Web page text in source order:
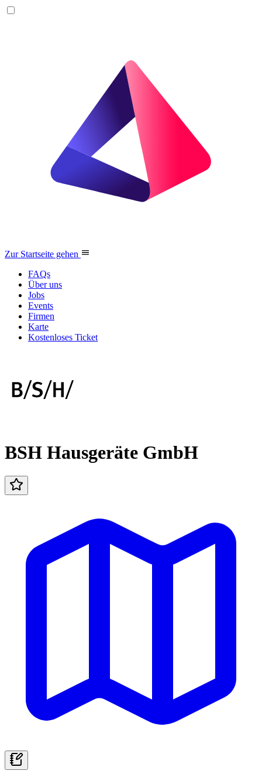
Zur Startseite gehen
FAQs
Über uns
Jobs
Events
Firmen
Karte
Kostenloses Ticket
BSH Hausgeräte GmbH